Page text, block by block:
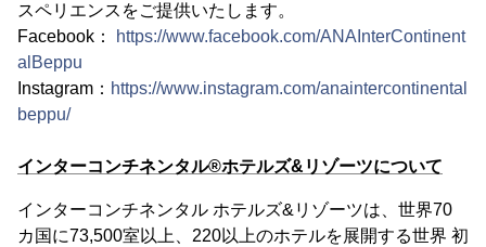
スペリエンスをご提供いたします。
Facebook：
https://www.facebook.com/ANAInterContinent
alBeppu
Instagram： https://www.instagram.com/anaintercontinental
beppu/
インターコンチネンタル®ホテルズ&リゾーツについて
インターコンチネンタル ホテルズ&リゾーツは、世界70
カ国に73,500室以上、220以上のホテルを展開する世界 初